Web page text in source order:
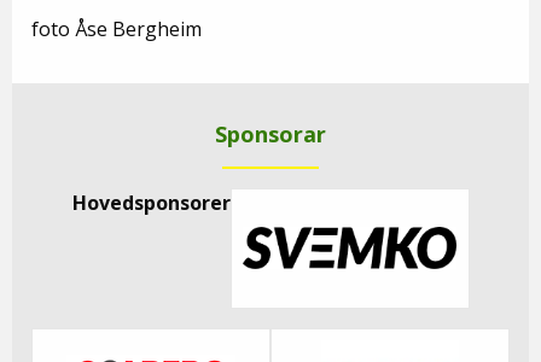
foto Åse Bergheim
Sponsorar
Hovedsponsorer